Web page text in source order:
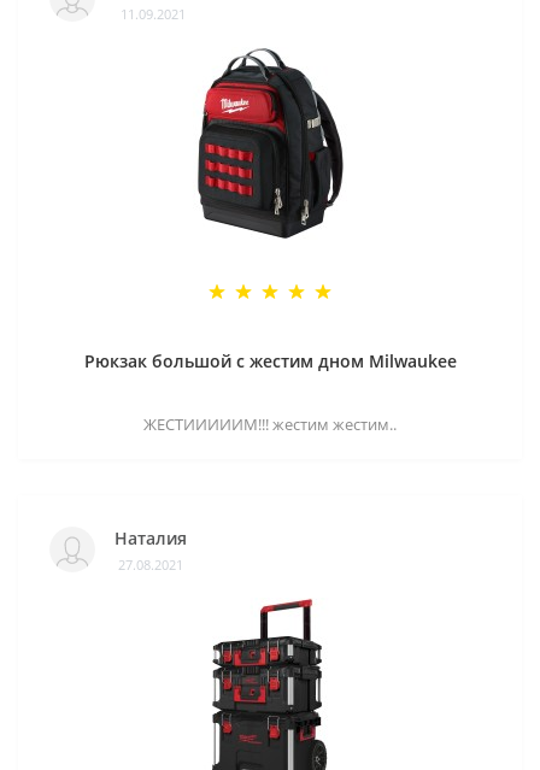
11.09.2021
Рюкзак большой с жестим дном Milwaukee
ЖЕСТИИИИИМ!!! жестим жестим..
Наталия
27.08.2021